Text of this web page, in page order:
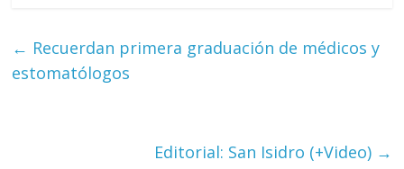
← Recuerdan primera graduación de médicos y
estomatólogos
Editorial: San Isidro (+Video) →